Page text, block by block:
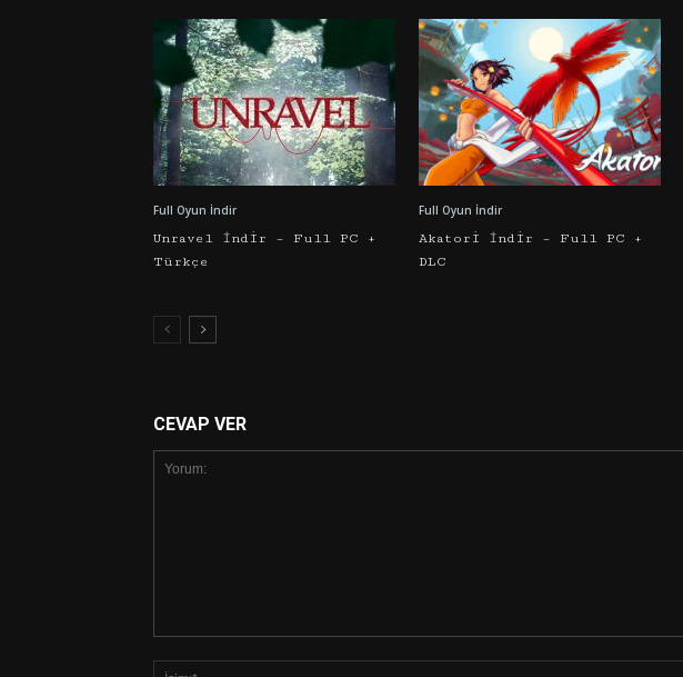
Full Oyun İndir
Unravel İndir – Full PC +
Türkçe
Full Oyun İndir
Akatori İndir – Full PC +
DLC
CEVAP VER